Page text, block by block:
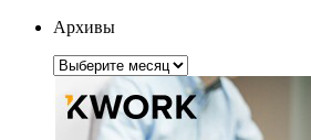
Архивы
Архивы